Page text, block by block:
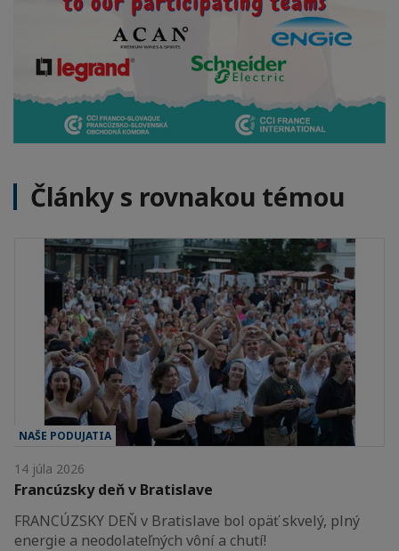
Články s rovnakou témou
NAŠE PODUJATIA
14 júla 2026
Francúzsky deň v Bratislave
FRANCÚZSKY DEŇ v Bratislave bol opäť skvelý, plný
energie a neodolateľných vôní a chutí!